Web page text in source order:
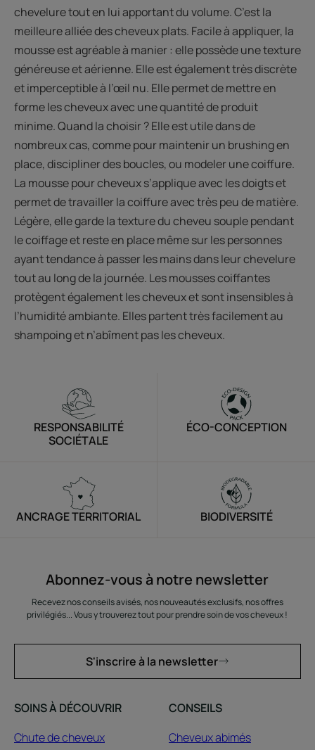
chevelure tout en lui apportant du volume. C’est la
meilleure alliée des cheveux plats. Facile à appliquer, la
mousse est agréable à manier : elle possède une texture
généreuse et aérienne. Elle est également très discrète
et imperceptible à l’œil nu. Elle permet de mettre en
forme les cheveux avec une quantité de produit
minime. Quand la choisir ? Elle est utile dans de
nombreux cas, comme pour maintenir un brushing en
place, discipliner des boucles, ou modeler une coiffure.
La mousse pour cheveux s’applique avec les doigts et
permet de travailler la coiffure avec très peu de matière.
Légère, elle garde la texture du cheveu souple pendant
le coiffage et reste en place même sur les personnes
ayant tendance à passer les mains dans leur chevelure
tout au long de la journée. Les mousses coiffantes
protègent également les cheveux et sont insensibles à
l’humidité ambiante. Elles partent très facilement au
shampoing et n’abîment pas les cheveux.
RESPONSABILITÉ
SOCIÉTALE
ÉCO-CONCEPTION
ANCRAGE TERRITORIAL BIODIVERSITÉ
Abonnez-vous à notre newsletter
Recevez nos conseils avisés, nos nouveautés exclusifs, nos offres
privilégiés... Vous y trouverez tout pour prendre soin de vos cheveux !
S'inscrire à la newsletter
SOINS À DÉCOUVRIR
Chute de cheveux
CONSEILS
Cheveux abimés